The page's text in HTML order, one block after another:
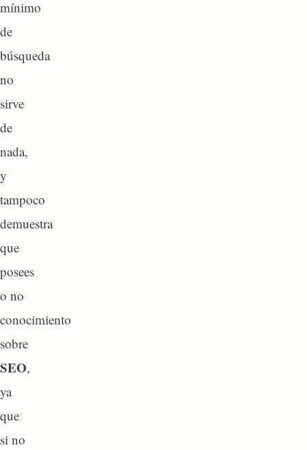
mínimo
de
búsqueda
no
sirve
de
nada,
y
tampoco
demuestra
que
posees
o no
conocimiento
sobre
SEO,
ya
que
si no